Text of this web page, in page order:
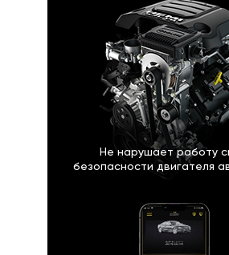
Не нарушает работу
безопасности двигателя